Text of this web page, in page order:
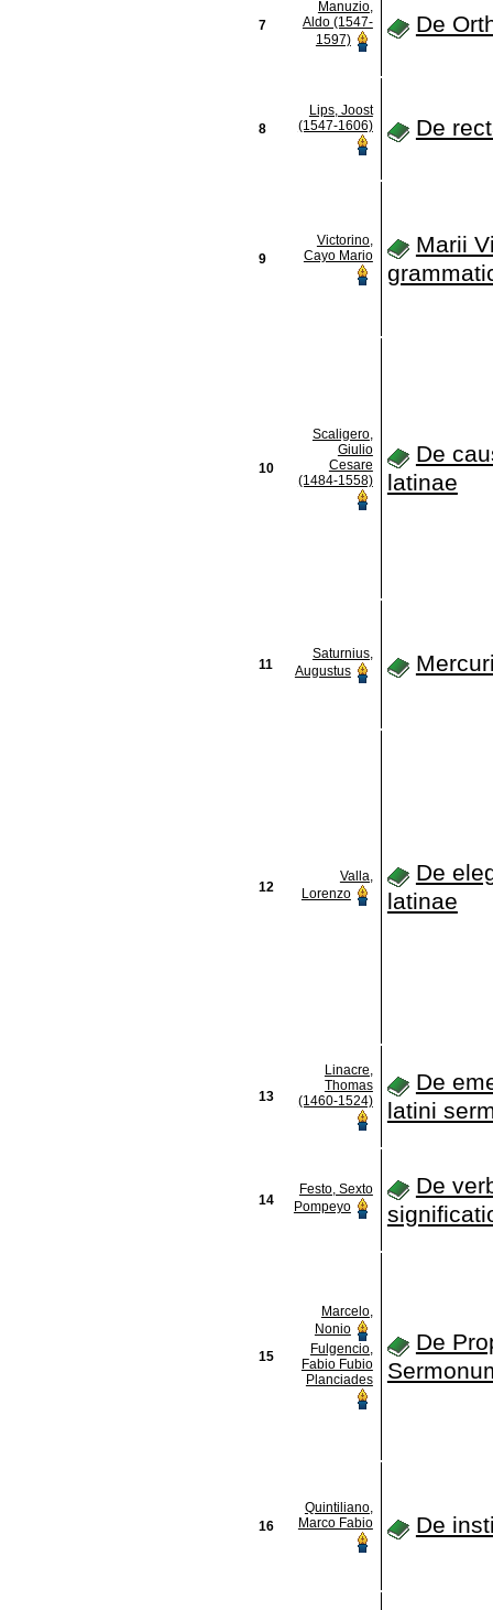
7
Manuzio,
Aldo (1547-
1597)
De
8
Lips, Joost
(1547-1606)
De
9
Victorino,
Cayo Mario
Marii
10
Scaligero,
Giulio
Cesare
(1484-1558)
De
latinae
11
Saturnius,
Augustus
12
Valla,
Lorenzo
De
latinae
13
Linacre,
Thomas
(1460-1524)
De
latini
14
Festo, Sexto
Pompeyo
De
15
Marcelo,
Nonio
Fulgencio,
Fabio Fubio
Planciades
De
16
Quintiliano,
Marco Fabio
De